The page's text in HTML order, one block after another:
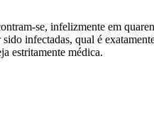
se, infelizmente em
infectadas, qual é
estritamente médica.